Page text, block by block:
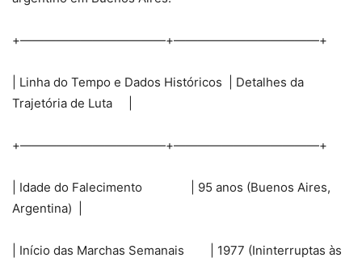
+————————————+————————————+
| Linha do Tempo e Dados Históricos | Detalhes da
Trajetória de Luta |
+————————————+————————————+
| Idade do Falecimento | 95 anos (Buenos Aires,
Argentina) |
| Início das Marchas Semanais | 1977 (Ininterruptas às